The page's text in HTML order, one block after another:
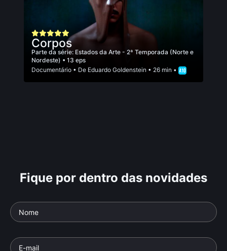
Corpos
Parte da série: Estados da Arte - 2ª Temporada (Norte e
Nordeste) • 13 eps
Documentário • De Eduardo Goldenstein • 26 min •
Fique por dentro das novidades